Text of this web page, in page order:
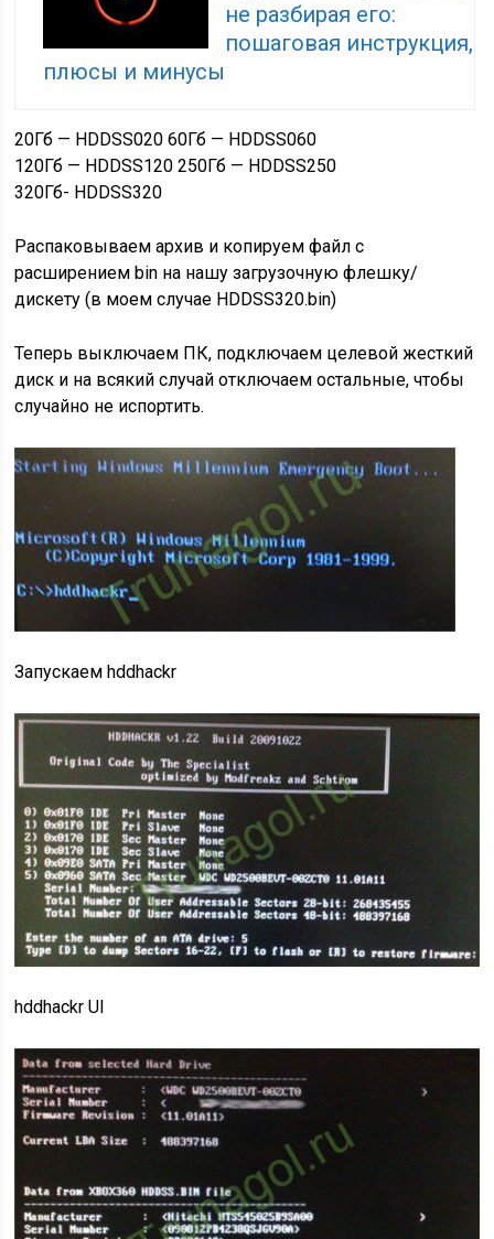
не разбирая его:
пошаговая инструкция,
плюсы и минусы
20Гб — HDDSS020 60Гб — HDDSS060
120Гб — HDDSS120 250Гб — HDDSS250
320Гб- HDDSS320
Распаковываем архив и копируем файл с
расширением bin на нашу загрузочную флешку/
дискету (в моем случае HDDSS320.bin)
Теперь выключаем ПК, подключаем целевой жесткий
диск и на всякий случай отключаем остальные, чтобы
случайно не испортить.
Запускаем hddhackr
hddhackr UI